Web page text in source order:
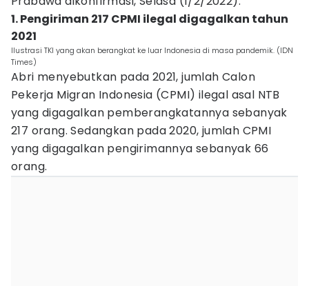
1. Pengiriman 217 CPMI ilegal digagalkan tahun
2021
Ilustrasi TKI yang akan berangkat ke luar Indonesia di masa pandemik. (IDN
Times)
Abri menyebutkan pada 2021, jumlah Calon
Pekerja Migran Indonesia (CPMI) ilegal asal NTB
yang digagalkan pemberangkatannya sebanyak
217 orang. Sedangkan pada 2020, jumlah CPMI
yang digagalkan pengirimannya sebanyak 66
orang.